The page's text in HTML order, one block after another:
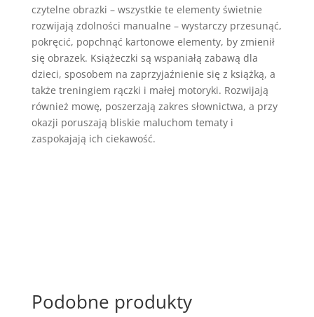
czytelne obrazki – wszystkie te elementy świetnie
rozwijają zdolności manualne – wystarczy przesunąć,
pokręcić, popchnąć kartonowe elementy, by zmienił
się obrazek. Książeczki są wspaniałą zabawą dla
dzieci, sposobem na zaprzyjaźnienie się z książką, a
także treningiem rączki i małej motoryki. Rozwijają
również mowę, poszerzają zakres słownictwa, a przy
okazji poruszają bliskie maluchom tematy i
zaspokajają ich ciekawość.
Podobne produkty